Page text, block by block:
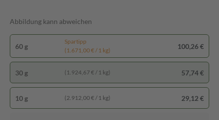
Abbildung kann abweichen
60 g
Spartipp
(1.671,00 € / 1 kg)
100,26 €
30 g (1.924,67 € / 1 kg) 57,74 €
10 g (2.912,00 € / 1 kg) 29,12 €